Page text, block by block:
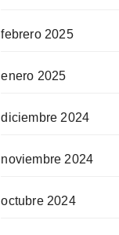
febrero 2025
enero 2025
diciembre 2024
noviembre 2024
octubre 2024